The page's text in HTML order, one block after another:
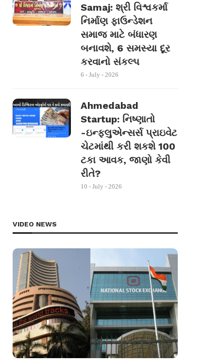
Samaj: શ્રી વિશ્વકર્મા
નિર્માણ ફાઉન્ડેશન
સમાજ માટે બંધારણ
બનાવશે, 6 સમસ્યા દૂર
કરવાનો સંકલ્પ
6 - July - 2026
Ahmedabad
Startup: નિષ્ણાતો
-ઇન્ફ્લુએન્સર્સ પ્રાઇવેટ
ચેટમાંથી કરી શકશે 100
ટકા આવક, જાણો કેવી
રીતે?
10 - July - 2026
VIDEO NEWS